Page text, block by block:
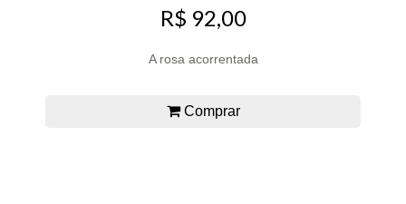
R$ 92,00
A rosa acorrentada
Comprar